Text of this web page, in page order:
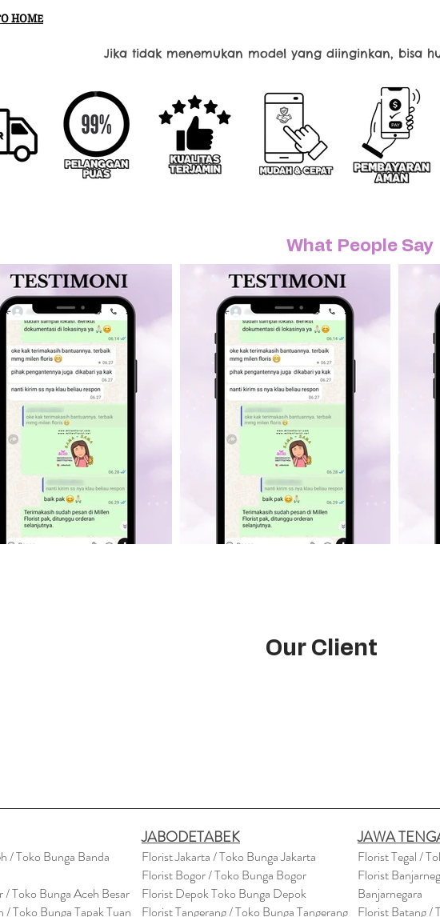
HOME
Jika tidak menemukan model yang diinginkan, bisa
What People Say
Our Client
/ Toko Bunga Banda
/ Toko Bunga Aceh Besar
/ Toko Bunga Tapak Tuan
JABODETABEK
Florist Jakarta / Toko Bunga Jakarta
Florist Bogor / Toko Bunga Bogor
Florist Depok Toko Bunga Depok
Florist Tangerang / Toko Bunga Tangerang
JAWA
Florist Tegal /
Florist
Banjarnegara
Florist Batang /